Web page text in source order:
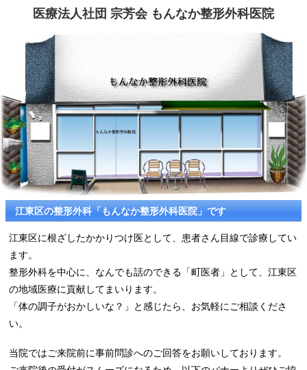
医療法人社団 宗芳会 もんなか整形外科医院
江東区の整形外科「もんなか整形外科医院」です
江東区に根ざしたかかりつけ医として、患者さん目線で診療してい
ます。
整形外科を中心に、なんでも話のできる「町医者」として、江東区
の地域医療に貢献してまいります。
「体の調子がおかしいな？」と感じたら、お気軽にご相談くださ
い。
当院ではご来院前に事前問診へのご回答をお願いしております。